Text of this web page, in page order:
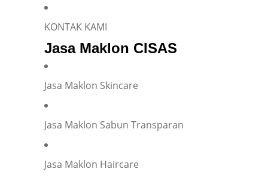
KONTAK KAMI
Jasa Maklon CISAS
Jasa Maklon Skincare
Jasa Maklon Sabun Transparan
Jasa Maklon Haircare
*
Company representation or personal inquiry?